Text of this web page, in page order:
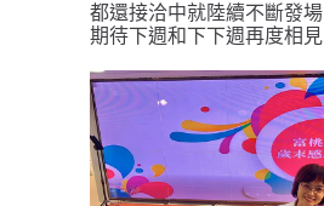
都還接洽中就陸續不斷發場
期待下週和下下週再度相見